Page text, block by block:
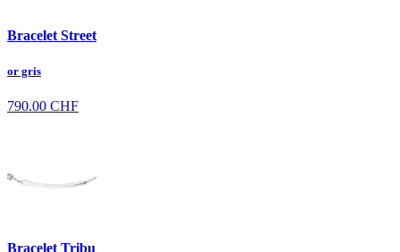
Bracelet Street
or gris
790.00 CHF
Bracelet Tribu